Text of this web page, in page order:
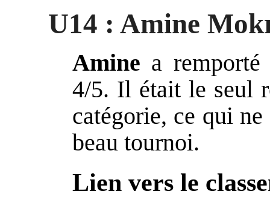
U14 : Amine
Amine a
4/5. Il était le seul
catégorie, ce qui
beau tournoi.
Lien vers le